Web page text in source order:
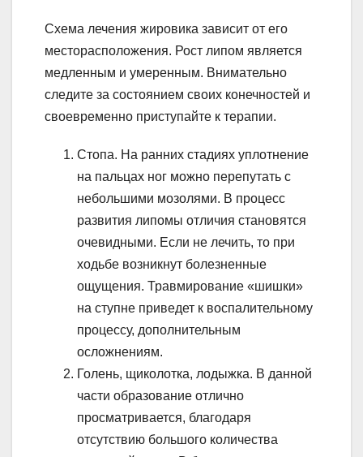
Схема лечения жировика зависит от его
месторасположения. Рост липом является
медленным и умеренным. Внимательно
следите за состоянием своих конечностей и
своевременно приступайте к терапии.
Стопа. На ранних стадиях уплотнение
на пальцах ног можно перепутать с
небольшими мозолями. В процесс
развития липомы отличия становятся
очевидными. Если не лечить, то при
ходьбе возникнут болезненные
ощущения. Травмирование «шишки»
на ступне приведет к воспалительному
процессу, дополнительным
осложнениям.
Голень, щиколотка, лодыжка. В данной
части образование отлично
просматривается, благодаря
отсутствию большого количества